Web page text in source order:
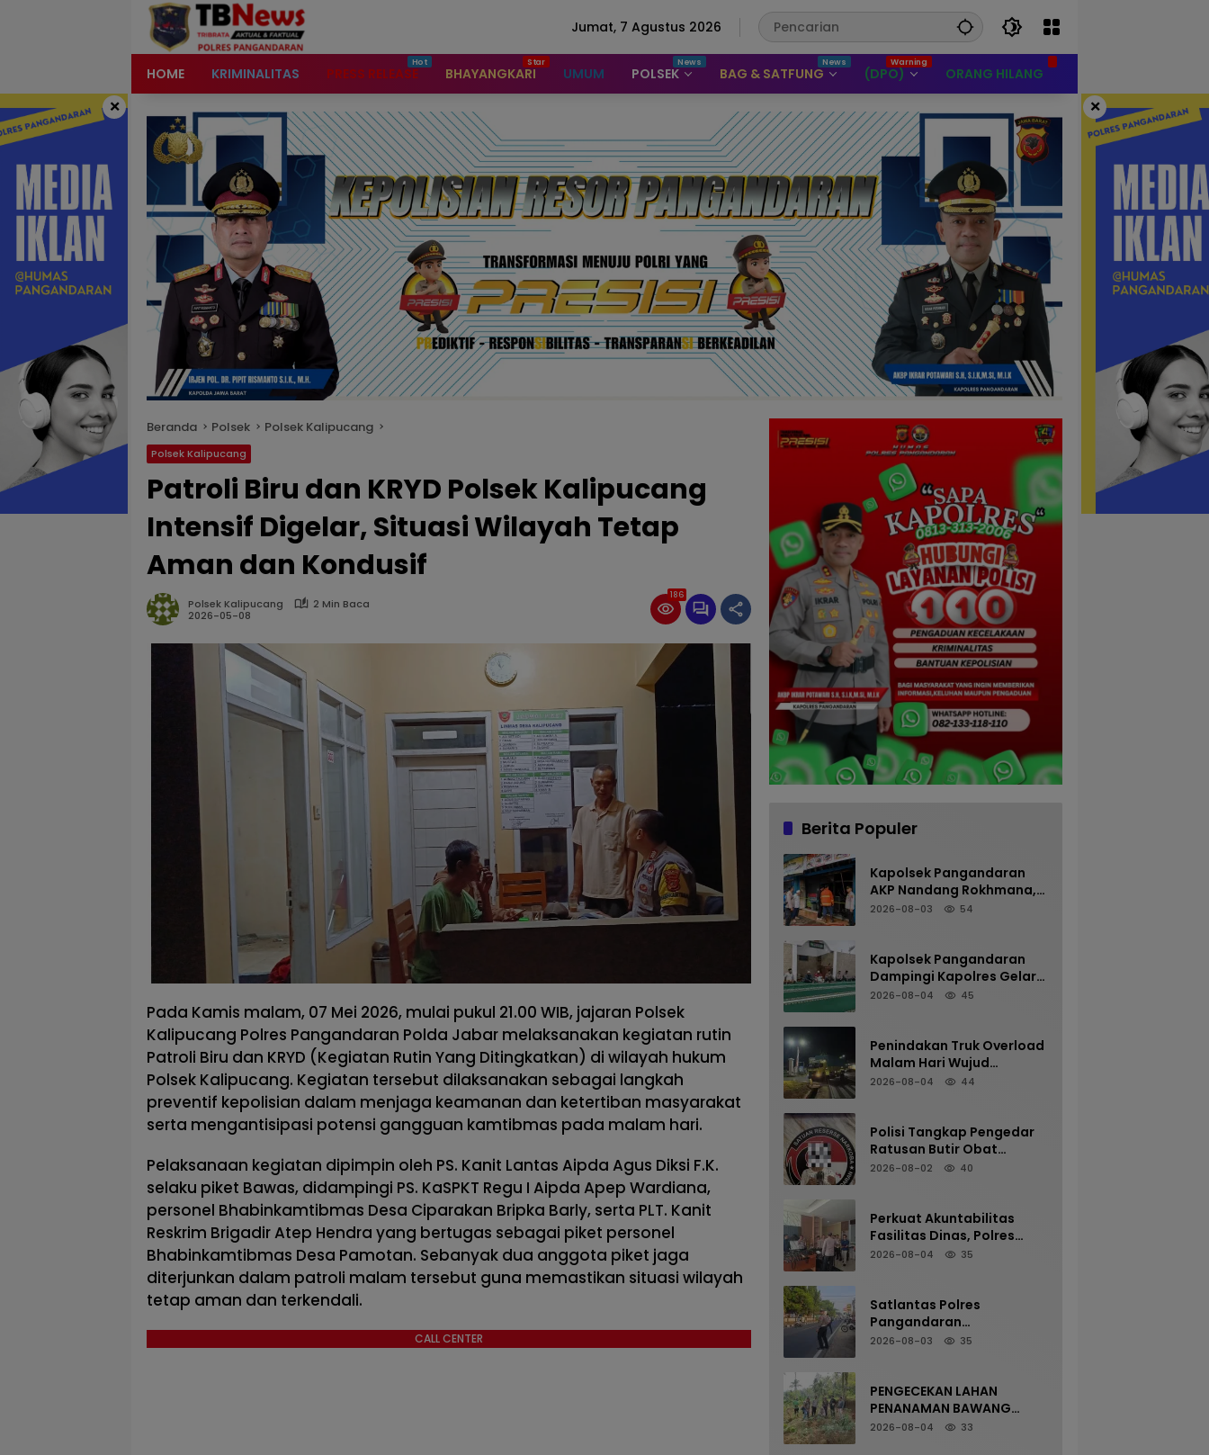
Jumat, 7 Agustus 2026
HOME KRIMINALITAS PRESS RELEASE BHAYANGKARI UMUM POLSEK BAG & SATFUNG (DPO) ORANG HILANG
× ×
Beranda Polsek Polsek Kalipucang
Polsek Kalipucang
Patroli Biru dan KRYD Polsek Kalipucang
Intensif Digelar, Situasi Wilayah Tetap
Aman dan Kondusif
Polsek Kalipucang
2 Min Baca
2026-05-08
186
Pada Kamis malam, 07 Mei 2026, mulai pukul 21.00 WIB, jajaran Polsek
Kalipucang Polres Pangandaran Polda Jabar melaksanakan kegiatan rutin
Patroli Biru dan KRYD (Kegiatan Rutin Yang Ditingkatkan) di wilayah hukum
Polsek Kalipucang. Kegiatan tersebut dilaksanakan sebagai langkah
preventif kepolisian dalam menjaga keamanan dan ketertiban masyarakat
serta mengantisipasi potensi gangguan kamtibmas pada malam hari.
Pelaksanaan kegiatan dipimpin oleh PS. Kanit Lantas Aipda Agus Diksi F.K.
selaku piket Bawas, didampingi PS. KaSPKT Regu I Aipda Apep Wardiana,
personel Bhabinkamtibmas Desa Ciparakan Bripka Barly, serta PLT. Kanit
Reskrim Brigadir Atep Hendra yang bertugas sebagai piket personel
Bhabinkamtibmas Desa Pamotan. Sebanyak dua anggota piket jaga
diterjunkan dalam patroli malam tersebut guna memastikan situasi wilayah
tetap aman dan terkendali.
CALL CENTER
Berita Populer
Kapolsek Pangandaran
AKP Nandang Rokhmana,
S.H., M.H. Bersama
2026-08-03 54
Kapolsek Pangandaran
Dampingi Kapolres Gelar
Sholat Subuh Keliling di
Jaga Kamtibmas
2026-08-04 45
Penindakan Truk Overload
Malam Hari Wujud
Komitmen Satlantas
2026-08-04 44
Polisi Tangkap Pengedar
Ratusan Butir Obat
Terlarang di Cijulang
2026-08-02 40
Perkuat Akuntabilitas
Fasilitas Dinas, Polres
Pangandaran Gelar
2026-08-04 35
Satlantas Polres
Pangandaran
Maksimalkan Pelayanan
2026-08-03 35
PENGECEKAN LAHAN
PENANAMAN BAWANG
PUTIH OLEH POLSEK
2026-08-04 33